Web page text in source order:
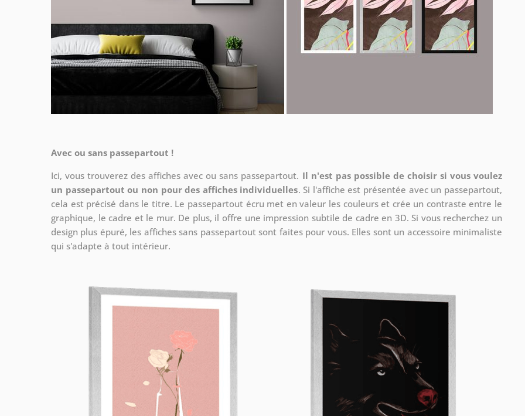
Avec ou sans passepartout !
Ici, vous trouverez des affiches avec ou sans passepartout. Il n'est pas possible de choisir si vous voulez
un passepartout ou non pour des affiches individuelles. Si l'affiche est présentée avec un passepartout,
cela est précisé dans le titre. Le passepartout écru met en valeur les couleurs et crée un contraste entre le
graphique, le cadre et le mur. De plus, il offre une impression subtile de cadre en 3D. Si vous recherchez un
design plus épuré, les affiches sans passepartout sont faites pour vous. Elles sont un accessoire minimaliste
qui s'adapte à tout intérieur.